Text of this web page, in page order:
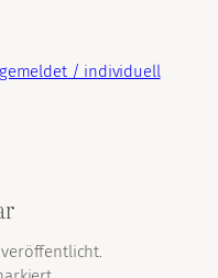
/ individuell